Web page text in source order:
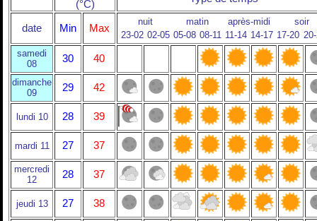
(°C)
date Min Max
nuit matin après-midi
soir
23-02 02-05 05-08 08-11 11-14 14-17 17-20
samedi
08
30 40
dimanche
09
29 42
lundi 10 28 39
mardi 11 27 37
mercredi
12
28 37
jeudi 13 27 38